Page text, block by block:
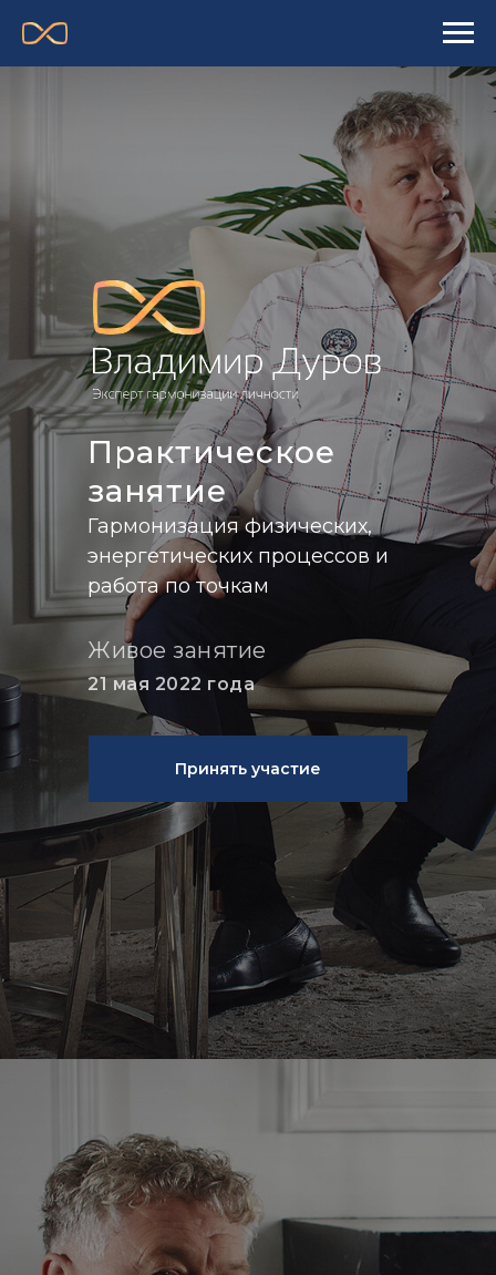
Практическое
занятие
Живое занятие
21 мая 2022 года
Принять участие
Гармонизация физических,
энергетических процессов и
работа по точкам